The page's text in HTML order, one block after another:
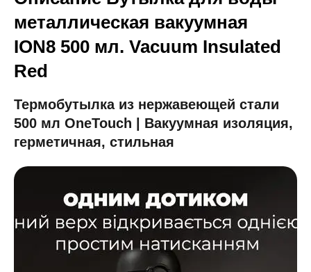
металлическая вакуумная
ION8 500 мл. Vacuum Insulated
Red
Термобутылка из нержавеющей стали
500 мл OneTouch | Вакуумная изоляция,
герметичная, стильная